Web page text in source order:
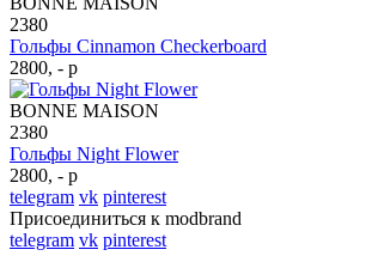
2380
Гольфы Cinnamon Checkerboard
2800, - р
BONNE MAISON
2380
Гольфы Night Flower
2800, - р
telegram vk pinterest
Присоединиться к modbrand
telegram vk pinterest